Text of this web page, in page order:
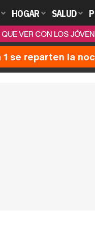
HOGAR SALUD
VER CON LOS
se reparten la